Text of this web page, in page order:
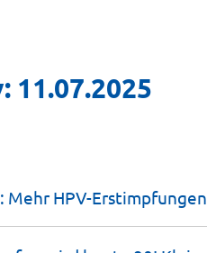
11.07.2025
Mehr HPV-